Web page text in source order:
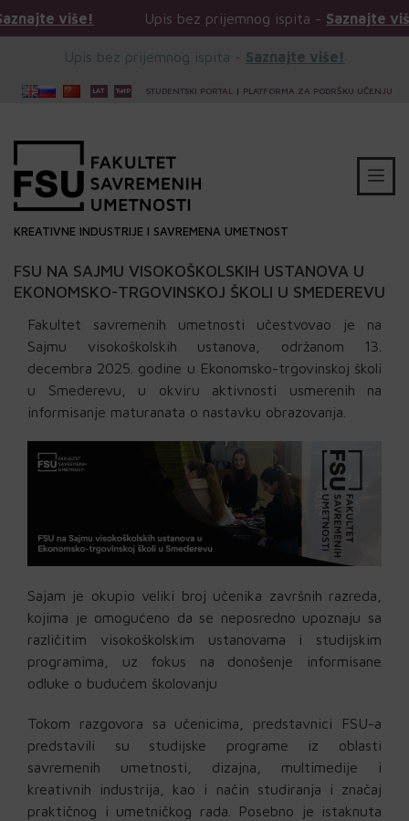
Upis bez prijemnog ispita -Saznajte više!
Upis bez prijemnog ispita - Saznajte više!
STUDENTSKI PORTAL | PLATFORMA ZA PODRŠKU UČENJU
KREATIVNE INDUSTRIJE I SAVREMENA UMETNOST
FSU NA SAJMU VISOKOŠKOLSKIH USTANOVA U
EKONOMSKO-TRGOVINSKOJ ŠKOLI U SMEDEREVU
Fakultet savremenih umetnosti učestvovao je na
Sajmu visokoškolskih ustanova, održanom 13.
decembra 2025. godine u Ekonomsko-trgovinskoj školi
u Smederevu, u okviru aktivnosti usmerenih na
informisanje maturanata o nastavku obrazovanja.
Sajam je okupio veliki broj učenika završnih razreda,
kojima je omogućeno da se neposredno upoznaju sa
različitim visokoškolskim ustanovama i studijskim
programima, uz fokus na donošenje informisane
odluke o budućem školovanju
Tokom razgovora sa učenicima, predstavnici FSU-a
predstavili su studijske programe iz oblasti
savremenih umetnosti, dizajna, multimedije i
kreativnih industrija, kao i način studiranja i značaj
praktičnog i umetničkog rada. Posebno je istaknuta